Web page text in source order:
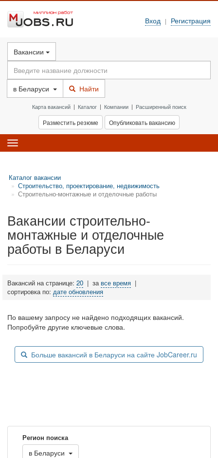
Вход | Регистрация
Вакансии
в Беларуси Найти
Карта вакансий| Каталог| Компании| Расширенный поиск
Разместить резюме Опубликовать вакансию
Toggle
navigation
Каталог вакансии
Строительство, проектирование, недвижимость
Строительно-монтажные и отделочные работы
Вакансии строительно-
монтажные и отделочные
работы в Беларуси
Вакансий на странице: 20 | за все время |
сортировка по: дате обновления
По вашему запросу не найдено подходящих вакансий.
Попробуйте другие ключевые слова.
Больше вакансий в Беларуси на сайте JobCareer.ru
Регион поиска
в Беларуси